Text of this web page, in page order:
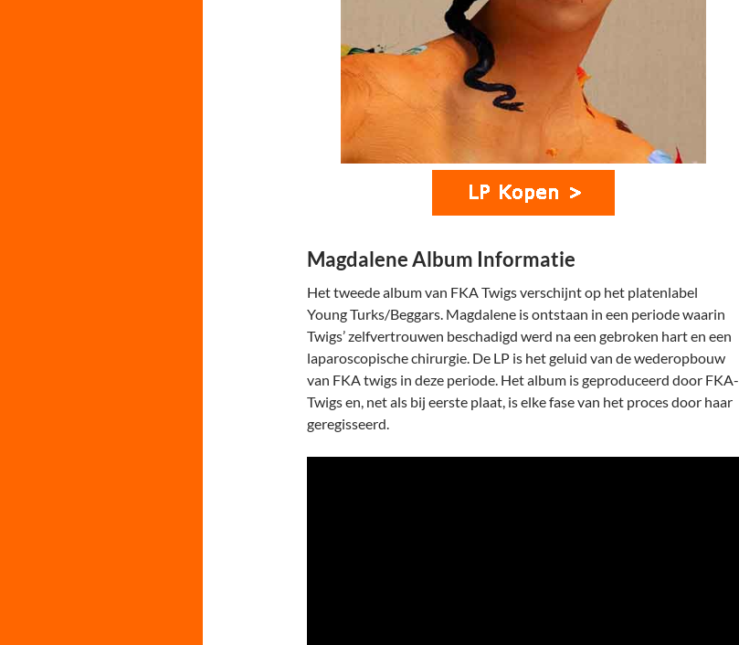
Magdalene Album Informatie
Het tweede album van FKA Twigs verschijnt op het platenlabel
Young Turks/Beggars. Magdalene is ontstaan in een periode waarin
Twigs’ zelfvertrouwen beschadigd werd na een gebroken hart en een
laparoscopische chirurgie. De LP is het geluid van de wederopbouw
van FKA twigs in deze periode. Het album is geproduceerd door FKA-
Twigs en, net als bij eerste plaat, is elke fase van het proces door haar
geregisseerd.